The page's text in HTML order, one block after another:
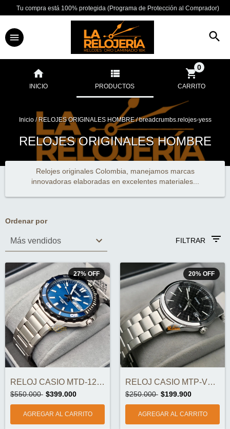
Tu compra está 100% protegida (Programa de Protección al Comprador)
INICIO PRODUCTOS CARRITO
0
Inicio / RELOJES ORIGINALES HOMBRE / breadcrumbs.relojes-yess
RELOJES ORIGINALES HOMBRE
Relojes originales Colombia, manejamos marcas
innovadoras elaboradas en excelentes materiales...
Ordenar por
FILTRAR
27% OFF
RELOJ CASIO MTD-125D-2A1VDF ORIGINAL
$550.000 $399.000
20% OFF
RELOJ CASIO MTP-VD03D-1AUDF ORIGINAL
$250.000 $199.900